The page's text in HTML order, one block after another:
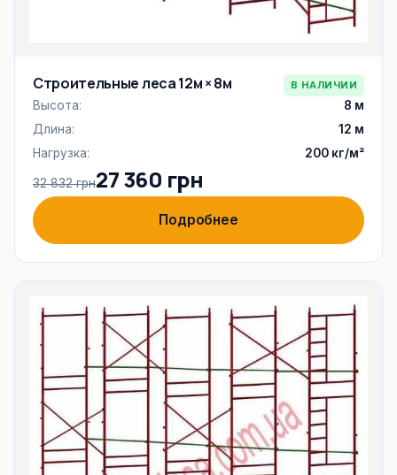
Строительные леса 12м × 8м В НАЛИЧИИ
Высота:
8 м
Длина:
12 м
Нагрузка:
200 кг/м²
32 832 грн27 360 грн
Подробнее